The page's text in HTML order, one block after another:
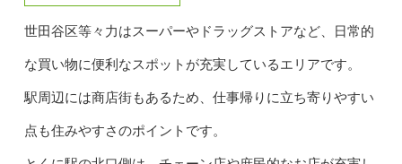
世田谷区等々力はスーパーやドラッグストアなど、日常的
な買い物に便利なスポットが充実しているエリアです。
駅周辺には商店街もあるため、仕事帰りに立ち寄りやすい
点も住みやすさのポイントです。